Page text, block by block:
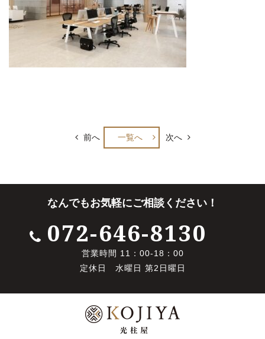
前へ 一覧へ 次へ
なんでもお気軽にご相談ください！
072-646-8130
営業時間 11：00-18：00
定休日 水曜日 第2日曜日